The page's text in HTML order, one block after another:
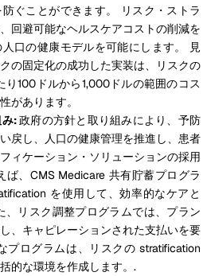
ぐことができます。 リスク・ストラ
回避可能なヘルスケアコストの削減を
口の健康モデルを可能にします。 見
の固定化の成功した実装は、リスクの
り100ドルから1,000ドルの範囲のコス
があります。
み:政府の方針と取り組みにより、予防
戻し、人口の健康管理を推進し、患者
ィケーション・ソリューションの採用
ば、CMS Medicare 共有貯蓄プログラ
を使用して、効率的なケアと
、リスク調整プログラムでは、プラン
、キャピレーションされた支払いを要
プログラムは、リスクの stratification
的な環境を作成します。.